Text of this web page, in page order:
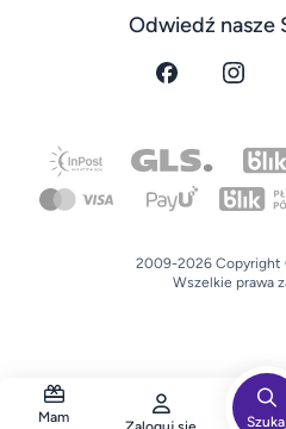
Mam
Odwiedź nasze
2009-2026 Copyright
Wszelkie prawa